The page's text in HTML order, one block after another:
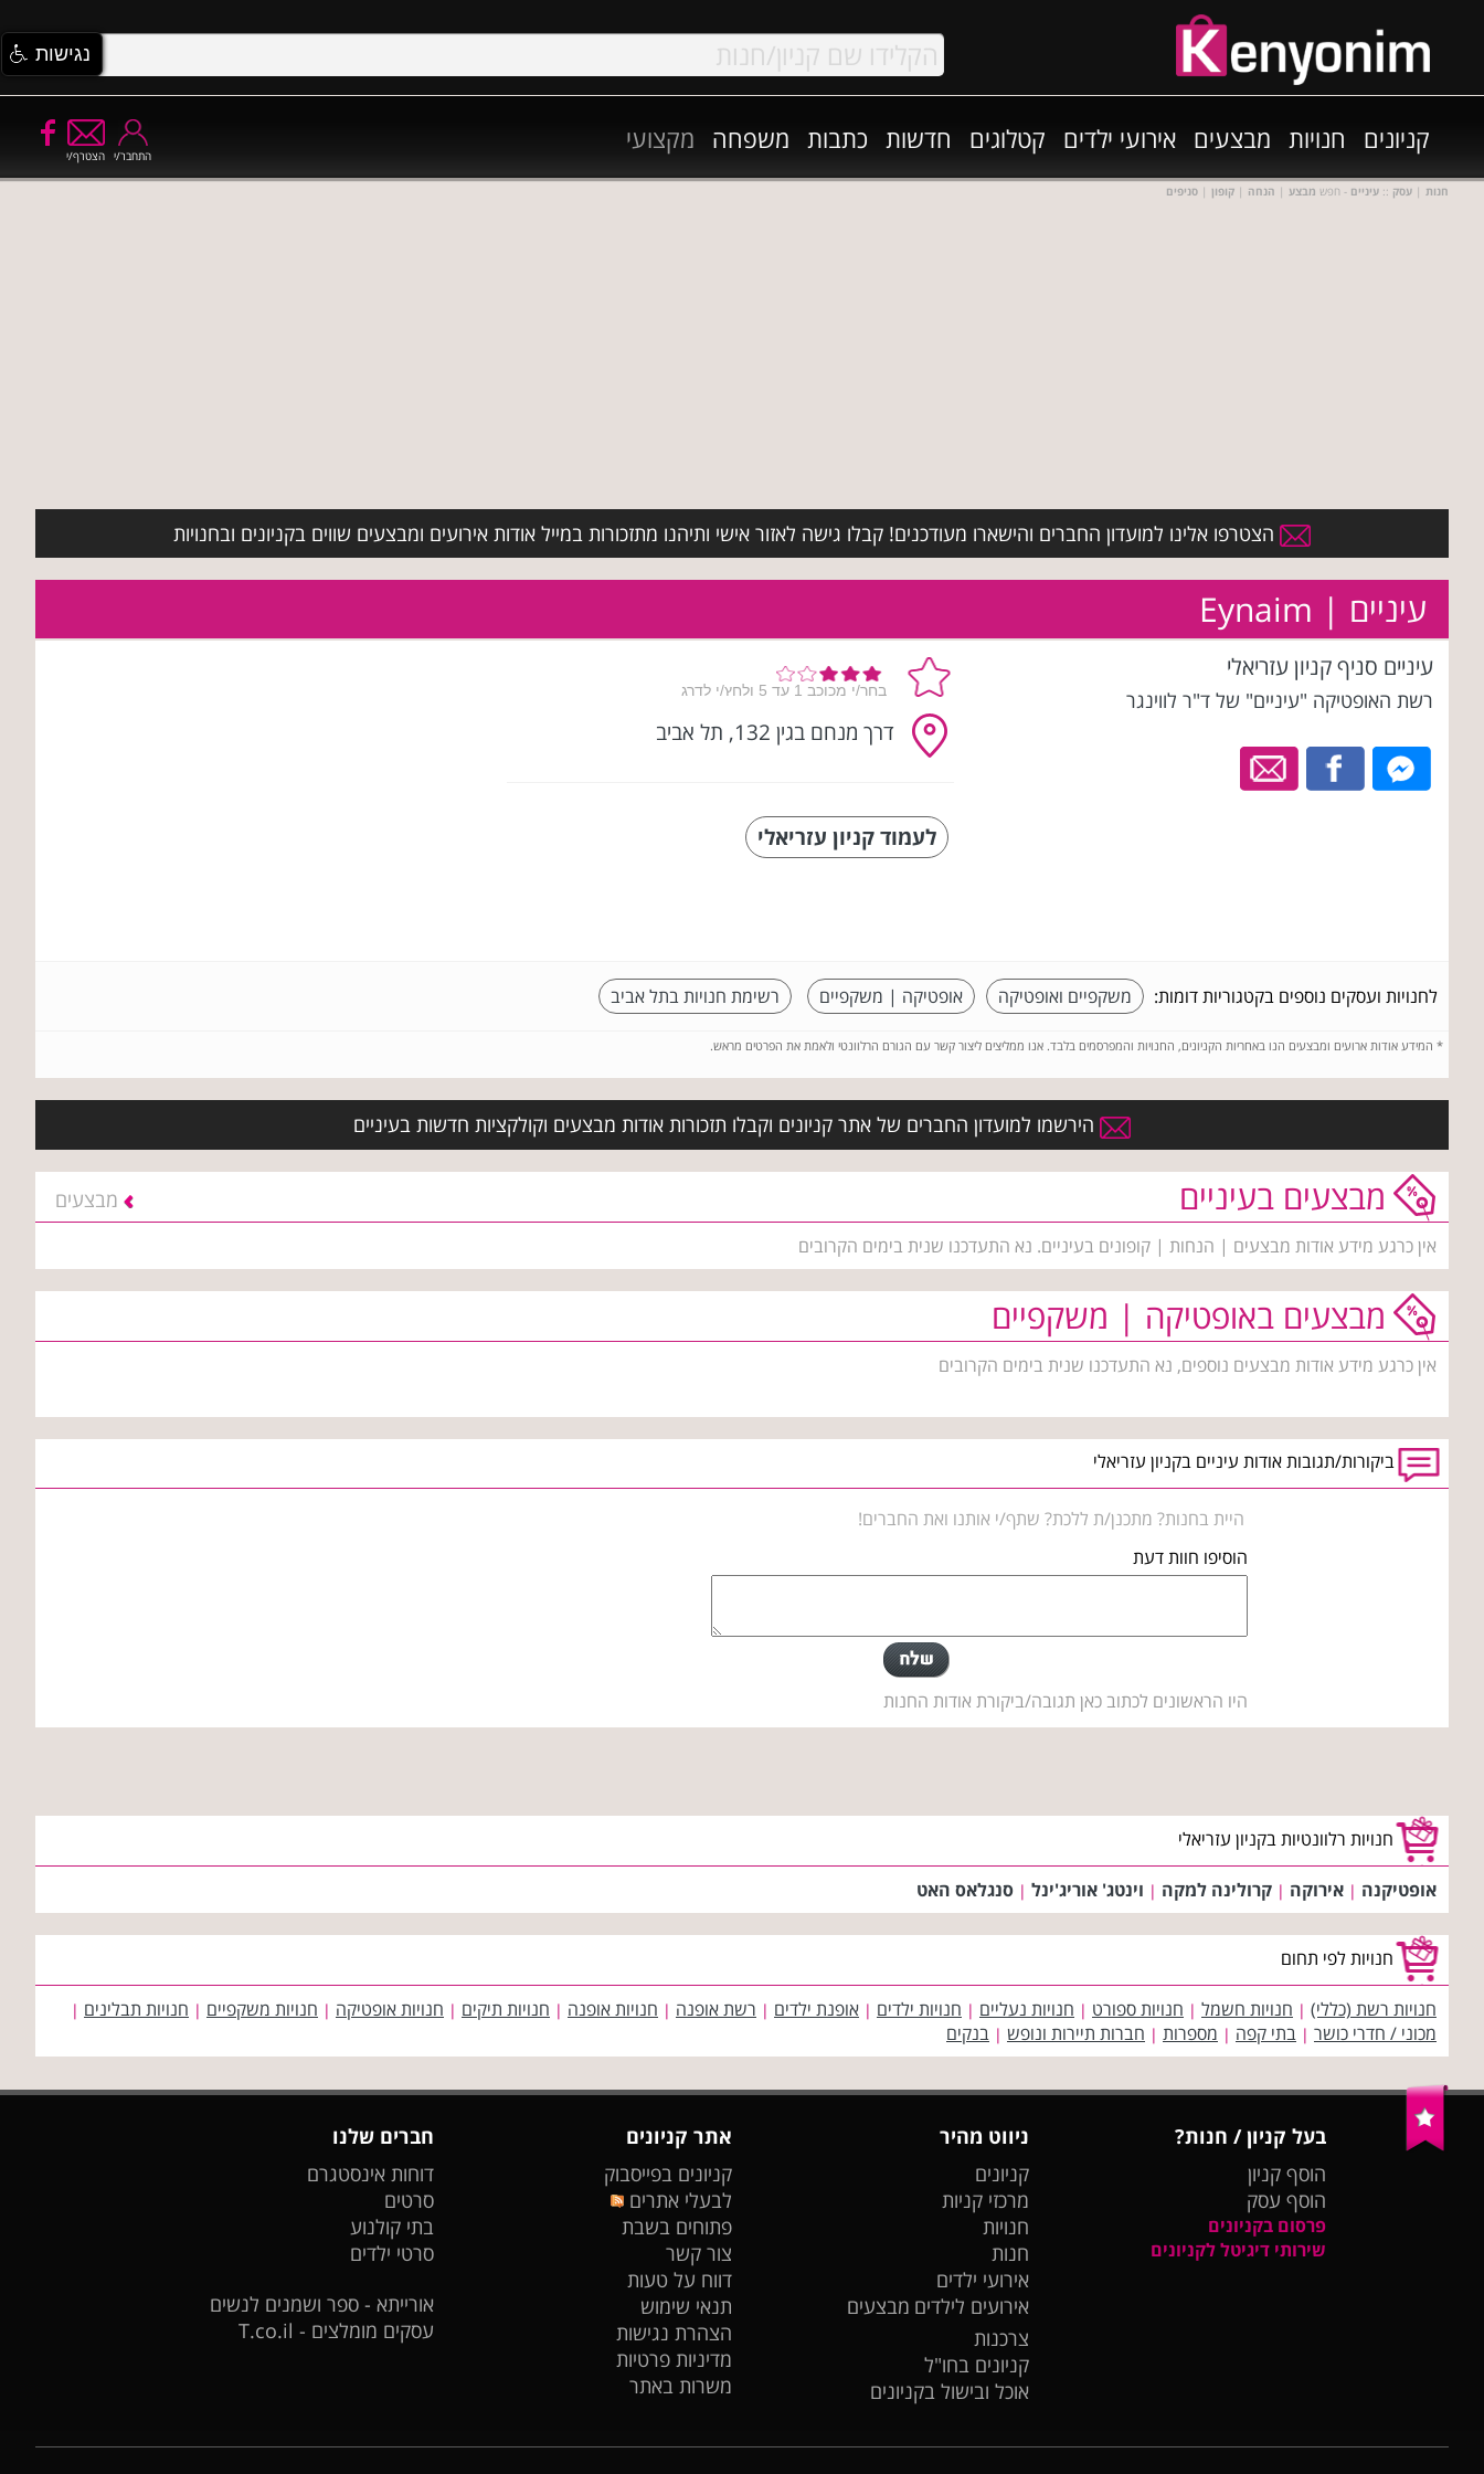
קניונים חנויות מבצעים אירועי ילדים קטלוגים חדשות כתבות משפחה מקצועי
הצטרף/י התחבר/י
חנות | עסק :: עיניים - חפש מבצע | הנחה | קופון | סניפים
הצטרפו אלינו למועדון החברים והישארו מעודכנים! קבלו גישה לאזור אישי ותיהנו מתזכורות במייל אודות אירועים ומבצעים שווים בקניונים ובחנויות
עיניים | Eynaim
עיניים סניף קניון עזריאלי
רשת האופטיקה "עיניים" של ד"ר לווינגר
דרך מנחם בגין 132, תל אביב
לעמוד קניון עזריאלי
לחנויות ועסקים נוספים בקטגוריות דומות: משקפיים ואופטיקה אופטיקה | משקפיים רשימת חנויות בתל אביב
* המידע אודות ארועים ומבצעים הנו באחריות הקניונים, החנויות והמפרסמים בלבד. אנו ממליצים ליצור קשר עם הגורם הרלוונטי ולאמת את הפרטים מראש.
הירשמו למועדון החברים של אתר קניונים וקבלו תזכורות אודות מבצעים וקולקציות חדשות בעיניים
מבצעים בעיניים מבצעים
אין כרגע מידע אודות מבצעים | הנחות | קופונים בעיניים. נא התעדכנו שנית בימים הקרובים
מבצעים באופטיקה | משקפיים
אין כרגע מידע אודות מבצעים נוספים, נא התעדכנו שנית בימים הקרובים
ביקורות/תגובות אודות עיניים בקניון עזריאלי
היית בחנות? מתכנן/ת ללכת? שתף/י אותנו ואת החברים!
הוסיפו חוות דעת
היו הראשונים לכתוב כאן תגובה/ביקורת אודות החנות
חנויות רלוונטיות בקניון עזריאלי
אופטיקנה | אירוקה | קרולינה למקה | וינטג' אוריג'ינל | סנגלאס האט
חנויות לפי תחום
חנויות רשת (כללי) | חנויות חשמל | חנויות ספורט | חנויות נעליים | חנויות ילדים | אופנת ילדים | רשת אופנה | חנויות אופנה | חנויות תיקים | חנויות אופטיקה | חנויות משקפיים | חנויות תבלינים |
מכוני / חדרי כושר | בתי קפה | מספרות | חברות תיירות ונופש | בנקים
בעל קניון / חנות?
הוסף קניון
הוסף עסק
פרסום בקניונים
שירותי דיגיטל לקניונים
ניווט מהיר
קניונים
מרכזי קניות
חנויות
חנות
אירועי ילדים
אירועים לילדים מבצעים
צרכנות
קניונים בחו"ל
אוכל ובישול בקניונים
אתר קניונים
קניונים בפייסבוק
לבעלי אתרים
פתוחים בשבת
צור קשר
דווח על טעות
תנאי שימוש
הצהרת נגישות
מדיניות פרטיות
משרות באתר
חברים שלנו
דוחות אינסטגרם
סרטים
בתי קולנוע
סרטי ילדים
אורייתא - ספר ושמנים לנשים
עסקים מומלצים - T.co.il
נגישות